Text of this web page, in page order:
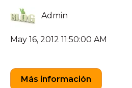
Admin
May 16, 2012 11:50:00 AM
Más información